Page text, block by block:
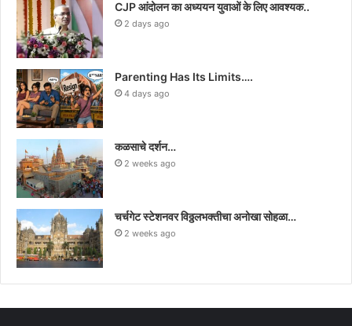
CJP आंदोलन का अध्ययन युवाओं के लिए आवश्यक..
2 days ago
Parenting Has Its Limits….
4 days ago
कळसाचे दर्शन…
2 weeks ago
चर्चगेट स्टेशनवर विठ्ठलभक्तीचा अनोखा सोहळा…
2 weeks ago